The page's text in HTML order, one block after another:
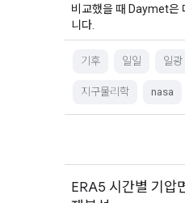
비교했을 때 Daymet은
니다.
기후 일일 일광
지구물리학 nasa
ERA5 시간별 기압